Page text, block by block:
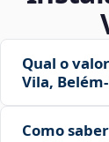
Qual o
Vila,
Como